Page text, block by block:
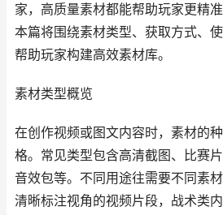
家，高质量素材都能帮助玩家更精
本篇将围绕素材类型、获取方式、
帮助玩家构建高效素材库。
素材类型概览
在创作视频或图文内容时，素材的
格。常见类型包含高清截图、比赛
音效包等。不同用途往需要不同素
清晰标注视角的视频片段，战术类